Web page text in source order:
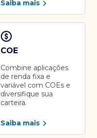
Saiba mais
COE
Combine aplicações
de renda fixa e
variável com COEs e
diversifique sua
carteira.
Saiba mais